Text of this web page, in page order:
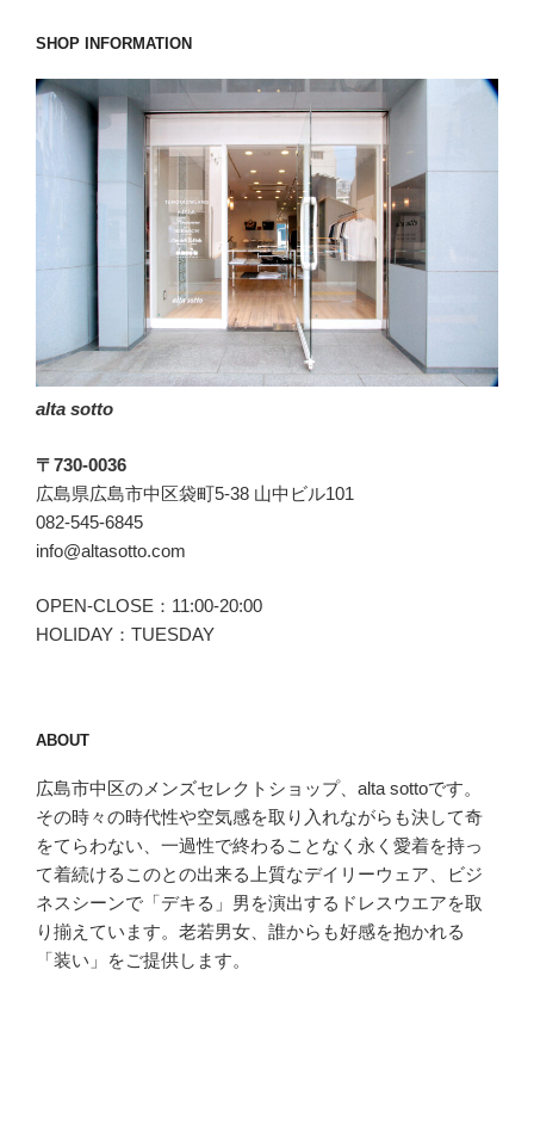
る
慎
に
な
ま
す。”
SHOP INFORMATION
alta sotto
〒730-0036
広島県広島市中区袋町5-38 山中ビル101
082-545-6845
info@altasotto.com
OPEN-CLOSE：11:00-20:00
HOLIDAY：TUESDAY
ABOUT
広島市中区のメンズセレクトショップ、alta sottoです。
その時々の時代性や空気感を取り入れながらも決して奇
をてらわない、一過性で終わることなく永く愛着を持っ
て着続けるこのとの出来る上質なデイリーウェア、ビジ
ネスシーンで「デキる」男を演出するドレスウエアを取
り揃えています。老若男女、誰からも好感を抱かれる
「装い」をご提供します。